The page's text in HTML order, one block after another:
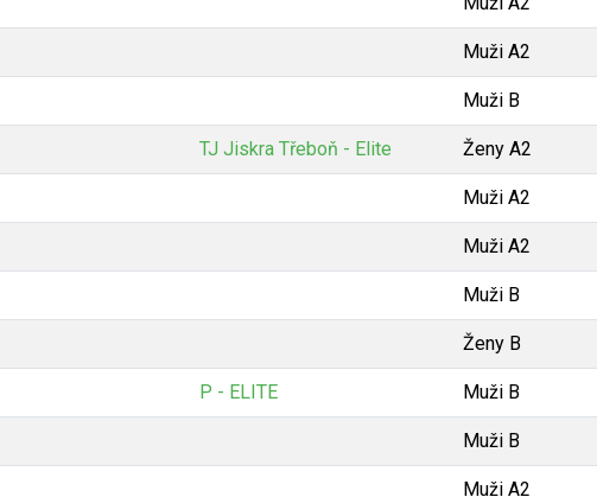
Muži A2
Muži B
TJ Jiskra Třeboň - Elite Ženy A2
Muži A2
Muži A2
Muži B
Ženy B
P - ELITE Muži B
Muži B
Muži A2